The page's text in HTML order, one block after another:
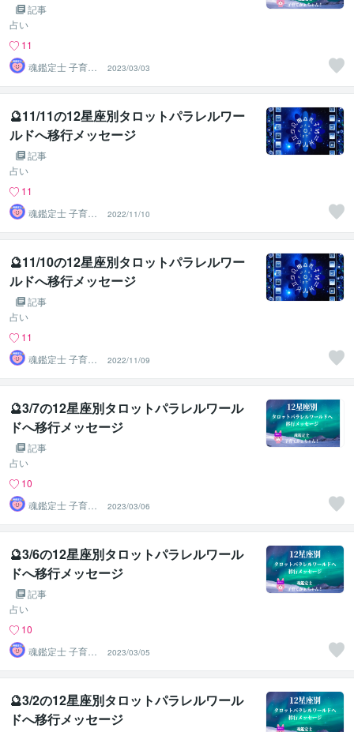
記事
占い
11
魂鑑定士 子育て
かぁちゃん！
2023/03/03
🔮11/11の12星座別タロットパラレルワー
ルドへ移行メッセージ
記事
占い
11
魂鑑定士 子育て
かぁちゃん！
2022/11/10
🔮11/10の12星座別タロットパラレルワー
ルドへ移行メッセージ
記事
占い
11
魂鑑定士 子育て
かぁちゃん！
2022/11/09
🔮3/7の12星座別タロットパラレルワール
ドへ移行メッセージ
記事
占い
10
魂鑑定士 子育て
かぁちゃん！
2023/03/06
🔮3/6の12星座別タロットパラレルワール
ドへ移行メッセージ
記事
占い
10
魂鑑定士 子育て
かぁちゃん！
2023/03/05
🔮3/2の12星座別タロットパラレルワール
ドへ移行メッセージ